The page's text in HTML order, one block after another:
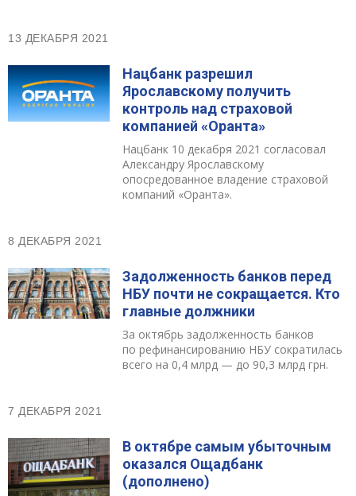
13 ДЕКАБРЯ 2021
Нацбанк разрешил
Ярославскому получить
контроль над страховой
компанией «Оранта»
Нацбанк 10 декабря 2021 согласовал
Александру Ярославскому
опосредованное владение страховой
компаний «Оранта».
8 ДЕКАБРЯ 2021
Задолженность банков перед
НБУ почти не сокращается. Кто
главные должники
За октябрь задолженность банков
по рефинансированию НБУ сократилась
всего на 0,4 млрд — до 90,3 млрд грн.
7 ДЕКАБРЯ 2021
В октябре самым убыточным
оказался Ощадбанк
(дополнено)